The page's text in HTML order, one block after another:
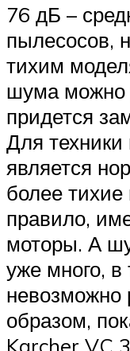
76 дБ –
пылесосов,
тихим
шума можно
придется
Для техники
является
более
правило,
моторы. А
уже много,
невозможно
образом,
Karcher VC